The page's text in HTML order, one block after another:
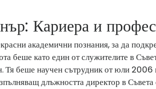
Кариера и
академични познания, за да
беше като един от служителите в
Тя беше научен сътрудник от юли
длъжността директор в